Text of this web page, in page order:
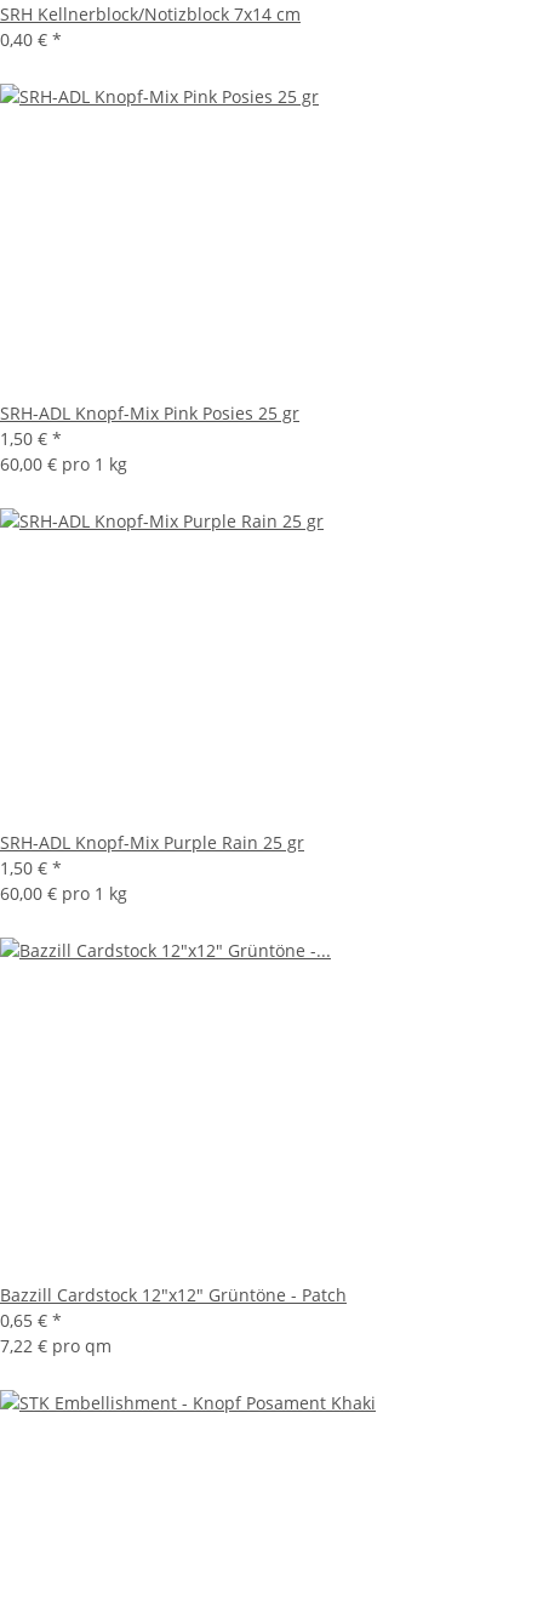
SRH Kellnerblock/Notizblock 7x14 cm
0,40 € *
SRH-ADL Knopf-Mix Pink Posies 25 gr
1,50 € *
60,00 € pro 1 kg
SRH-ADL Knopf-Mix Purple Rain 25 gr
1,50 € *
60,00 € pro 1 kg
Bazzill Cardstock 12"x12" Grüntöne - Patch
0,65 € *
7,22 € pro qm